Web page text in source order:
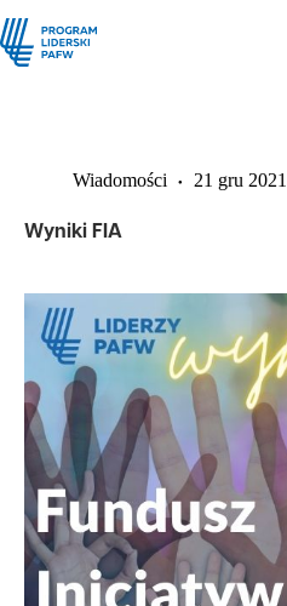
Wiadomości 21 gru 2021
Wyniki FIA